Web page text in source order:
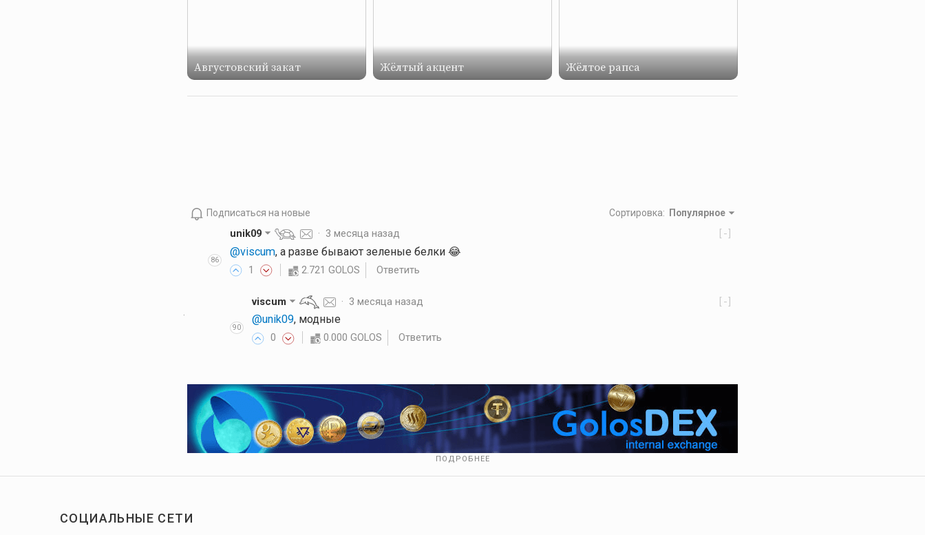
Августовский закат Жёлтый акцент Жёлтое рапса
Подписаться на новые Сортировка: Популярное
86
[-]
unik09 · 3 месяца назад
@viscum, а разве бывают зеленые белки 😂
1 2.721 GOLOS Ответить
·
90
[-]
viscum · 3 месяца назад
@unik09, модные
0 0.000 GOLOS Ответить
ПОДРОБНЕЕ
СОЦИАЛЬНЫЕ СЕТИ